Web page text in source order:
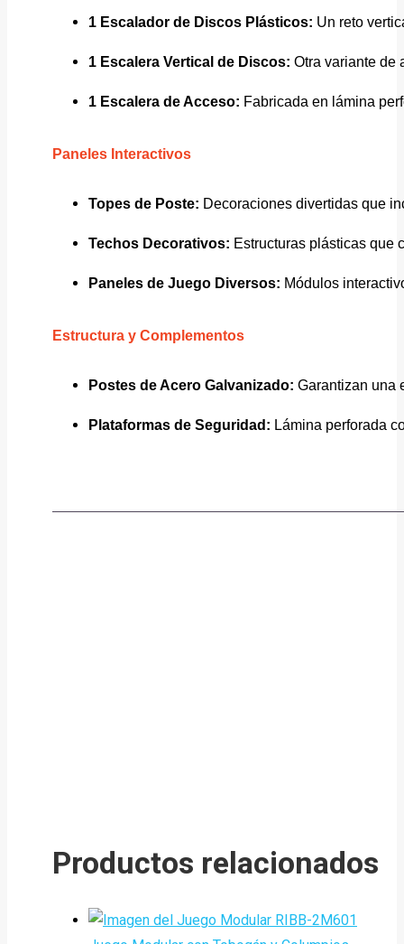
1 Escalador de Discos Plásticos: Un reto
1 Escalera Vertical de Discos: Otra variante de
1 Escalera de Acceso: Fabricada en lámina
Paneles Interactivos
Topes de Poste: Decoraciones divertidas que
Techos Decorativos: Estructuras plásticas que
Paneles de Juego Diversos: Módulos
Estructura y Complementos
Postes de Acero Galvanizado: Garantizan una
Plataformas de Seguridad: Lámina perforada
Productos relacionados